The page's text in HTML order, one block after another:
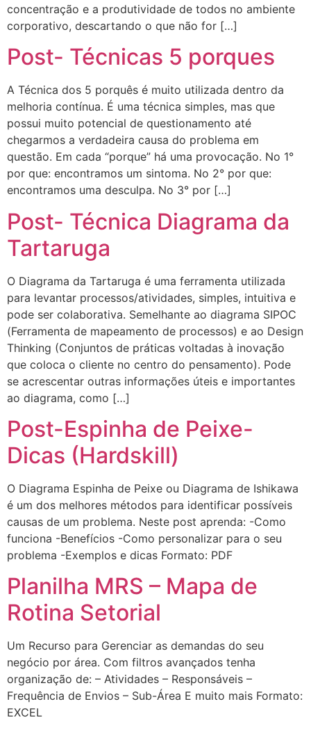
concentração e a produtividade de todos no ambiente
corporativo, descartando o que não for […]
Post- Técnicas 5 porques
A Técnica dos 5 porquês é muito utilizada dentro da
melhoria contínua. É uma técnica simples, mas que
possui muito potencial de questionamento até
chegarmos a verdadeira causa do problema em
questão. Em cada “porque” há uma provocação. No 1°
por que: encontramos um sintoma. No 2° por que:
encontramos uma desculpa. No 3° por […]
Post- Técnica Diagrama da
Tartaruga
O Diagrama da Tartaruga é uma ferramenta utilizada
para levantar processos/atividades, simples, intuitiva e
pode ser colaborativa. Semelhante ao diagrama SIPOC
(Ferramenta de mapeamento de processos) e ao Design
Thinking (Conjuntos de práticas voltadas à inovação
que coloca o cliente no centro do pensamento). Pode
se acrescentar outras informações úteis e importantes
ao diagrama, como […]
Post-Espinha de Peixe-
Dicas (Hardskill)
O Diagrama Espinha de Peixe ou Diagrama de Ishikawa
é um dos melhores métodos para identificar possíveis
causas de um problema. Neste post aprenda: -Como
funciona -Benefícios -Como personalizar para o seu
problema -Exemplos e dicas Formato: PDF
Planilha MRS – Mapa de
Rotina Setorial
Um Recurso para Gerenciar as demandas do seu
negócio por área. Com filtros avançados tenha
organização de: – Atividades – Responsáveis –
Frequência de Envios – Sub-Área E muito mais Formato:
EXCEL